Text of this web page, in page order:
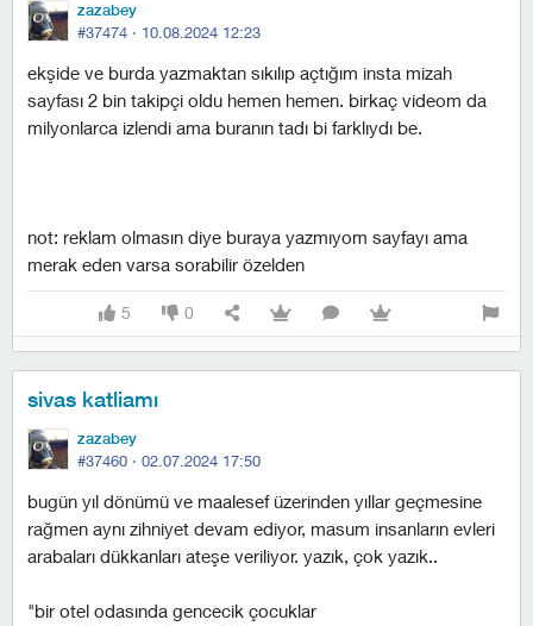
zazabey
#37474 · 10.08.2024 12:23
ekşide ve burda yazmaktan sıkılıp açtığım insta mizah
sayfası 2 bin takipçi oldu hemen hemen. birkaç videom da
milyonlarca izlendi ama buranın tadı bi farklıydı be.
not: reklam olmasın diye buraya yazmıyom sayfayı ama
merak eden varsa sorabilir özelden
5 0
sivas katliamı
zazabey
#37460 · 02.07.2024 17:50
bugün yıl dönümü ve maalesef üzerinden yıllar geçmesine
rağmen aynı zihniyet devam ediyor, masum insanların evleri
arabaları dükkanları ateşe veriliyor. yazık, çok yazık..
"bir otel odasında gencecik çocuklar